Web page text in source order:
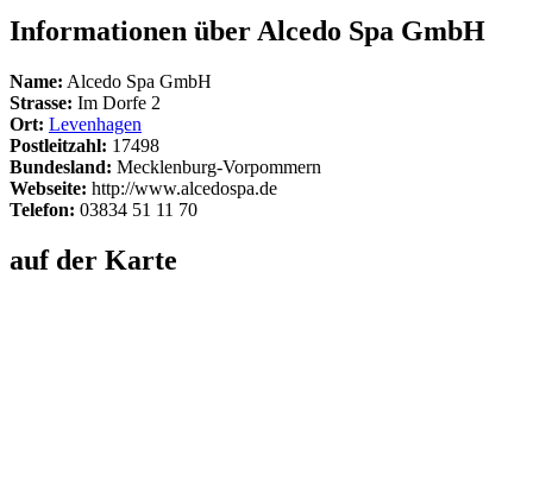
Informationen über Alcedo Spa GmbH
Name: Alcedo Spa GmbH
Strasse: Im Dorfe 2
Ort: Levenhagen
Postleitzahl: 17498
Bundesland: Mecklenburg-Vorpommern
Webseite: http://www.alcedospa.de
Telefon: 03834 51 11 70
auf der Karte